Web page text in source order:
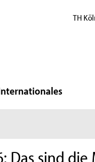
TH
Das sind